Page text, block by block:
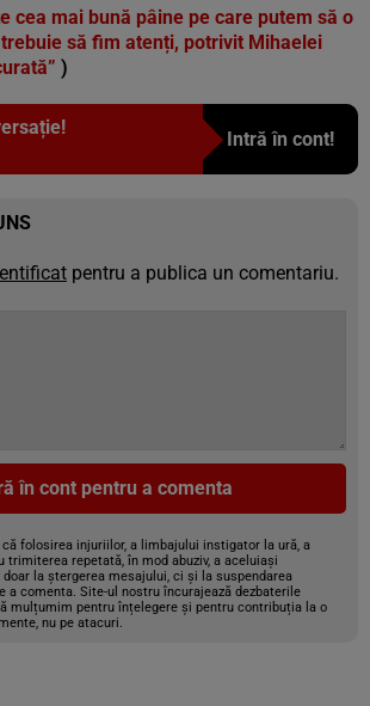
cea mai bună pâine pe care putem să o
să fim atenți, potrivit Mihaelei
)
Intră în cont!
pentru a publica un comentariu.
în cont pentru a comenta
folosirea injuriilor, a limbajului instigator la ură, a
trimiterea repetată, în mod abuziv, a aceluiași
la ștergerea mesajului, ci și la suspendarea
a comenta. Site-ul nostru încurajează dezbaterile
mulțumim pentru înțelegere și pentru contribuția la o
nu pe atacuri.